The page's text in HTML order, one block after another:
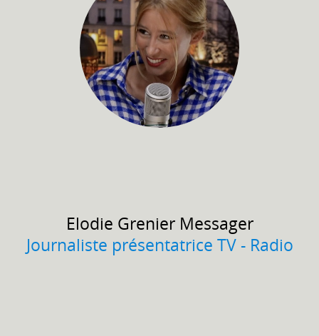
Elodie Grenier Messager
Journaliste présentatrice TV - Radio